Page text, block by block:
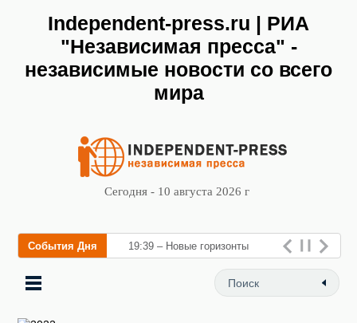
Independent-press.ru | РИА
"Независимая пресса" -
независимые новости со всего
мира
Сегодня - 10 августа 2026 г
События Дня 19:39 – Новые горизонты
флебологии: в Москве
открылся «Городской центр